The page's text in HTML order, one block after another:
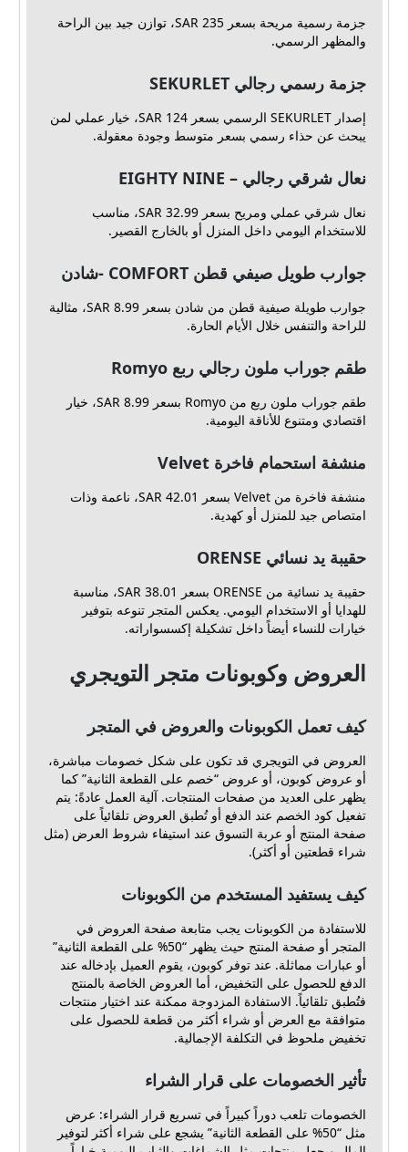
جزمة رسمية مريحة بسعر 235 SAR، توازن جيد بين الراحة
والمظهر الرسمي.
جزمة رسمي رجالي SEKURLET
إصدار SEKURLET الرسمي بسعر 124 SAR، خيار عملي لمن
يبحث عن حذاء رسمي بسعر متوسط وجودة معقولة.
نعال شرقي رجالي – EIGHTY NINE
نعال شرقي عملي ومريح بسعر 32.99 SAR، مناسب
للاستخدام اليومي داخل المنزل أو بالخارج القصير.
جوارب طويل صيفي قطن COMFORT -شادن
جوارب طويلة صيفية قطن من شادن بسعر 8.99 SAR، مثالية
للراحة والتنفس خلال الأيام الحارة.
طقم جوراب ملون رجالي ربع Romyo
طقم جوراب ملون ربع من Romyo بسعر 8.99 SAR، خيار
اقتصادي ومتنوع للأناقة اليومية.
منشفة استحمام فاخرة Velvet
منشفة فاخرة من Velvet بسعر 42.01 SAR، ناعمة وذات
امتصاص جيد للمنزل أو كهدية.
حقيبة يد نسائي ORENSE
حقيبة يد نسائية من ORENSE بسعر 38.01 SAR، مناسبة
للهدايا أو الاستخدام اليومي. يعكس المتجر تنوعه بتوفير
خيارات للنساء أيضاً داخل تشكيلة إكسسواراته.
العروض وكوبونات متجر التويجري
كيف تعمل الكوبونات والعروض في المتجر
العروض في التويجري قد تكون على شكل خصومات مباشرة،
أو عروض كوبون، أو عروض “خصم على القطعة الثانية” كما
يظهر على العديد من صفحات المنتجات. آلية العمل عادةً: يتم
تفعيل كود الخصم عند الدفع أو تُطبق العروض تلقائياً على
صفحة المنتج أو عربة التسوق عند استيفاء شروط العرض (مثل
شراء قطعتين أو أكثر).
كيف يستفيد المستخدم من الكوبونات
للاستفادة من الكوبونات يجب متابعة صفحة العروض في
المتجر أو صفحة المنتج حيث يظهر “50% على القطعة الثانية”
أو عبارات مماثلة. عند توفر كوبون، يقوم العميل بإدخاله عند
الدفع للحصول على التخفيض، أما العروض الخاصة بالمنتج
فتُطبق تلقائياً. الاستفادة المزدوجة ممكنة عند اختيار منتجات
متوافقة مع العرض أو شراء أكثر من قطعة للحصول على
تخفيض ملحوظ في التكلفة الإجمالية.
تأثير الخصومات على قرار الشراء
الخصومات تلعب دوراً كبيراً في تسريع قرار الشراء: عرض
مثل “50% على القطعة الثانية” يشجع على شراء أكثر لتوفير